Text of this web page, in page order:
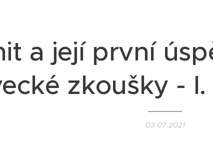
a její první
zkoušky - I.
03.07.2021